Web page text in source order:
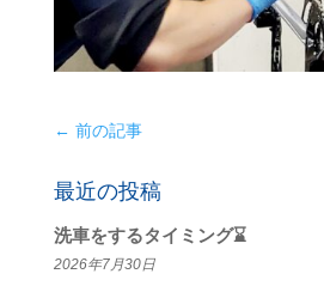
← 前の記事
最近の投稿
洗車をするタイミング⌛
2026年7月30日